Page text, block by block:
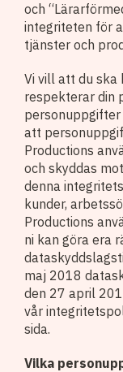
och
integriteten för
tjänster och
Vi vill att du ska
respekterar din
att
Productions
och skyddas
denna
kunder,
Productions
ni kan göra era
maj 2018
den 27 april
vår
sida.
Vilka